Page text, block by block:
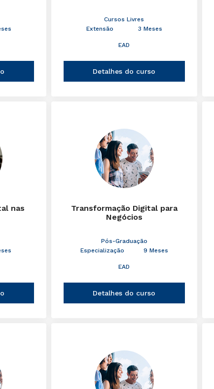
Cursos Livres
Extensão
3 Meses
EAD
Detalhes do curso
nas
Transformação Digital para
Negócios
Pós-Graduação
Especialização
9 Meses
EAD
Detalhes do curso